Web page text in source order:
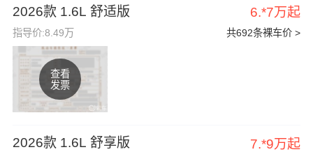
2026款 1.6L 舒适版 6.*7万起
共692条裸车价 >
指导价:8.49万
查看
发票
2026款 1.6L 舒享版 7.*9万起